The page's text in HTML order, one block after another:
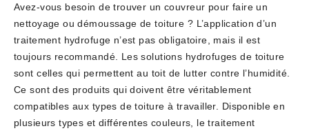
Avez-vous besoin de trouver un couvreur pour faire un
nettoyage ou démoussage de toiture ? L’application d’un
traitement hydrofuge n’est pas obligatoire, mais il est
toujours recommandé. Les solutions hydrofuges de toiture
sont celles qui permettent au toit de lutter contre l’humidité.
Ce sont des produits qui doivent être véritablement
compatibles aux types de toiture à travailler. Disponible en
plusieurs types et différentes couleurs, le traitement